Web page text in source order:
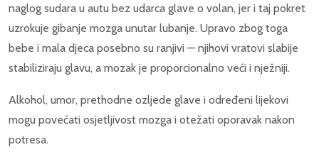
naglog sudara u autu bez udarca glave o volan, jer i taj pokret
uzrokuje gibanje mozga unutar lubanje. Upravo zbog toga
bebe i mala djeca posebno su ranjivi — njihovi vratovi slabije
stabiliziraju glavu, a mozak je proporcionalno veći i nježniji.
Alkohol, umor, prethodne ozljede glave i određeni lijekovi
mogu povećati osjetljivost mozga i otežati oporavak nakon
potresa.